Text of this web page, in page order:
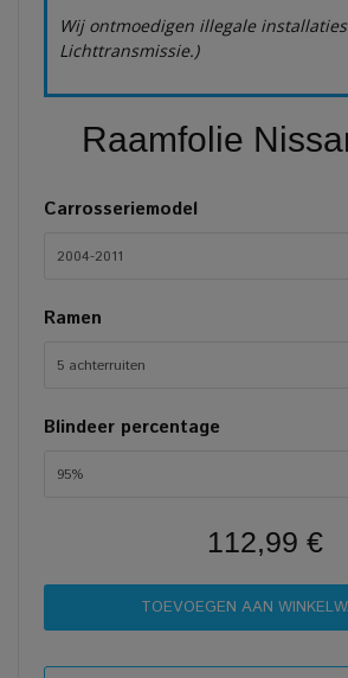
Wij ontmoedigen illegale
Lichttransmissie.)
Raamfolie
Carrosseriemodel
2004-2011
Ramen
5 achterruiten
Blindeer percentage
95%
112,99 €